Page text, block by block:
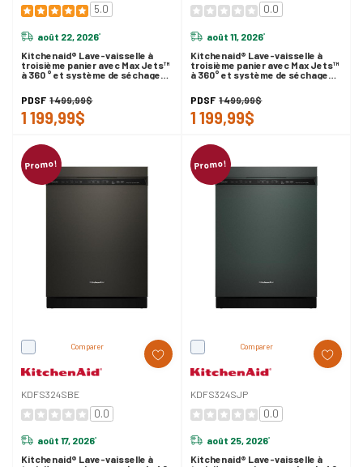
5.0
août 22, 2026*
Kitchenaid® Lave-vaisselle à
troisième panier avec Max Jets™
à 360 ° et système de séchage
PDSF 1 499,99$
1 199,99$
0.0
août 11, 2026*
Kitchenaid® Lave-vaisselle à
troisième panier avec Max Jets™
à 360° et système de séchage
PDSF 1 499,99$
1 199,99$
Promo!
Comparer
KDFS324SBE
0.0
août 17, 2026*
Kitchenaid® Lave-vaisselle à
Promo!
Comparer
KDFS324SJP
0.0
août 25, 2026*
Kitchenaid® Lave-vaisselle à